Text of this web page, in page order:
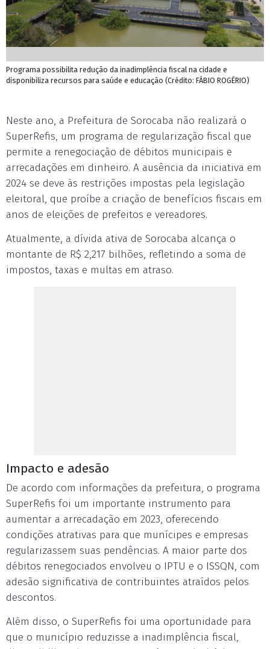
Programa possibilita redução da inadimplência fiscal na cidade e
disponibiliza recursos para saúde e educação (Crédito: FÁBIO ROGÉRIO)
Neste ano, a Prefeitura de Sorocaba não realizará o
SuperRefis, um programa de regularização fiscal que
permite a renegociação de débitos municipais e
arrecadações em dinheiro. A ausência da iniciativa em
2024 se deve às restrições impostas pela legislação
eleitoral, que proíbe a criação de benefícios fiscais em
anos de eleições de prefeitos e vereadores.
Atualmente, a dívida ativa de Sorocaba alcança o
montante de R$ 2,217 bilhões, refletindo a soma de
impostos, taxas e multas em atraso.
Impacto e adesão
De acordo com informações da prefeitura, o programa
SuperRefis foi um importante instrumento para
aumentar a arrecadação em 2023, oferecendo
condições atrativas para que munícipes e empresas
regularizassem suas pendências. A maior parte dos
débitos renegociados envolveu o IPTU e o ISSQN, com
adesão significativa de contribuintes atraídos pelos
descontos.
Além disso, o SuperRefis foi uma oportunidade para
que o município reduzisse a inadimplência fiscal,